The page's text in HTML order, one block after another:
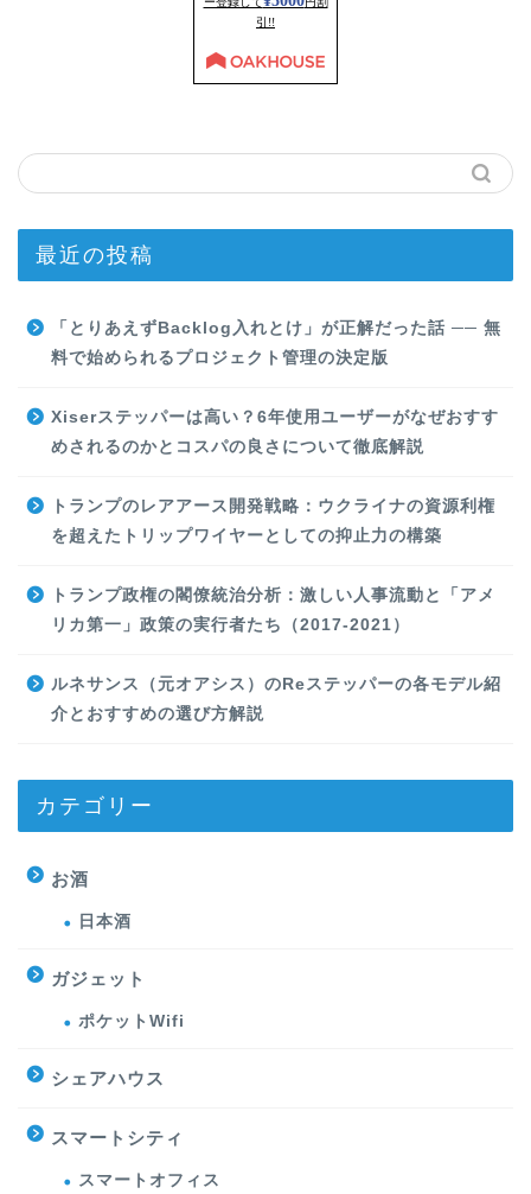
最近の投稿
「とりあえずBacklog入れとけ」が正解だった話 ── 無
料で始められるプロジェクト管理の決定版
Xiserステッパーは高い？6年使用ユーザーがなぜおすす
めされるのかとコスパの良さについて徹底解説
トランプのレアアース開発戦略：ウクライナの資源利権
を超えたトリップワイヤーとしての抑止力の構築
トランプ政権の閣僚統治分析：激しい人事流動と「アメ
リカ第一」政策の実行者たち（2017-2021）
ルネサンス（元オアシス）のReステッパーの各モデル紹
介とおすすめの選び方解説
カテゴリー
お酒
日本酒
ガジェット
ポケットWifi
シェアハウス
スマートシティ
スマートオフィス